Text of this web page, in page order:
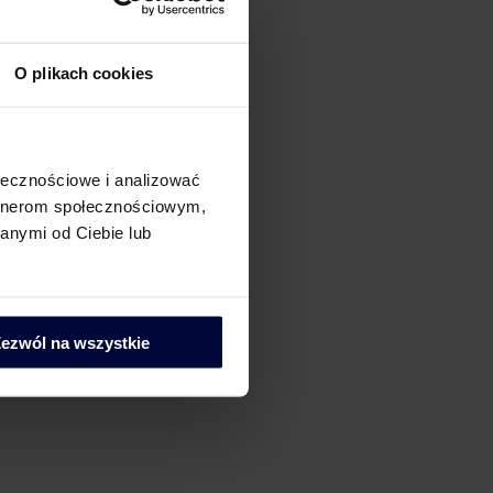
O plikach cookies
i analizować
społecznościowym,
od Ciebie lub
na wszystkie